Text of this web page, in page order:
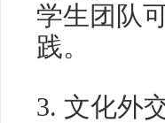
学生团队
践。
3. 文化外